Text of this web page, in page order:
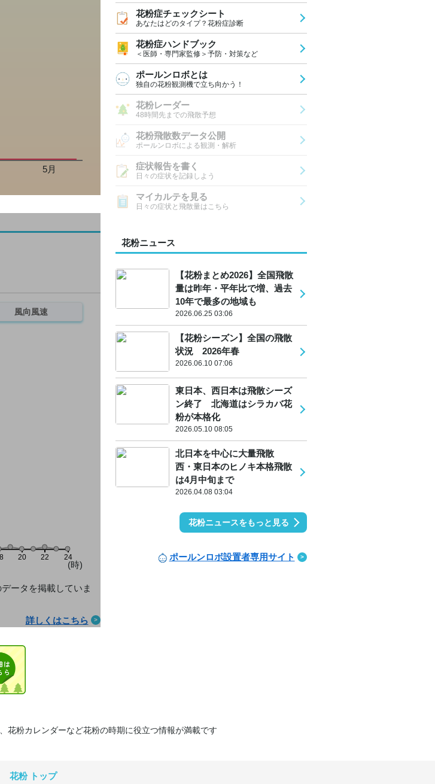
5月
風向風速
20 22 24
(時)
ータを掲載していま
詳しくはこちら
花粉症チェックシート
あなたはどのタイプ？花粉症診断
花粉症ハンドブック
＜医師・専門家監修＞予防・対策など
ポールンロボとは
独自の花粉観測機で立ち向かう！
花粉レーダー
48時間先までの飛散予想
花粉飛散数データ公開
ポールンロボによる観測・解析
症状報告を書く
日々の症状を記録しよう
マイカルテを見る
日々の症状と飛散量はこちら
花粉ニュース
【花粉まとめ2026】全国飛散
量は昨年・平年比で増、過去
10年で最多の地域も
2026.06.25 03:06
【花粉シーズン】全国の飛散
状況 2026年春
2026.06.10 07:06
東日本、西日本は飛散シーズ
ン終了 北海道はシラカバ花
粉が本格化
2026.05.10 08:05
北日本を中心に大量飛散
西・東日本のヒノキ本格飛散
は4月中旬まで
2026.04.08 03:04
花粉ニュースをもっと見る
ポールンロボ設置者専用サイト
花粉カレンダーなど花粉の時期に役立つ情報が満載です
花粉 トップ